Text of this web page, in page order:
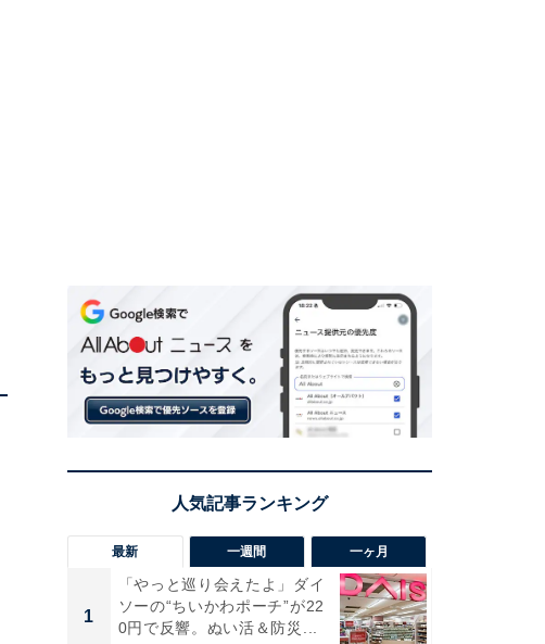
最新 一週間 一ヶ月
1
「やっと巡り会えたよ」ダイ
ソーの“ちいかわポーチ”が22
0円で反響。ぬい活＆防災...